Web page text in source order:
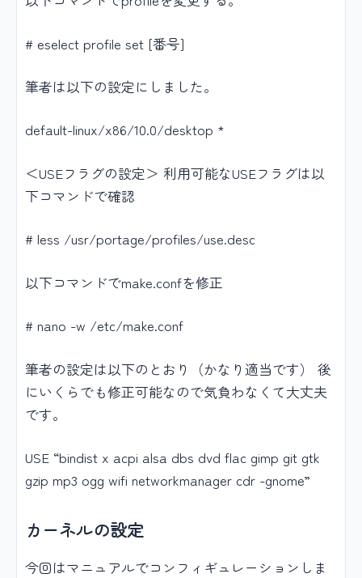
# eselect profile set [番号]
筆者は以下の設定にしました。
default-linux/x86/10.0/desktop *
＜USEフラグの設定＞ 利用可能なUSEフラグは以
下コマンドで確認
# less /usr/portage/profiles/use.desc
以下コマンドでmake.confを修正
# nano -w /etc/make.conf
筆者の設定は以下のとおり（かなり適当です） 後
にいくらでも修正可能なので気負わなくて大丈夫
です。
USE “bindist x acpi alsa dbs dvd flac gimp git gtk
gzip mp3 ogg wifi networkmanager cdr -gnome”
カーネルの設定
今回はマニュアルでコンフィギュレーションしま